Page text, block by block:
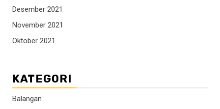
Desember 2021
November 2021
Oktober 2021
KATEGORI
Balangan